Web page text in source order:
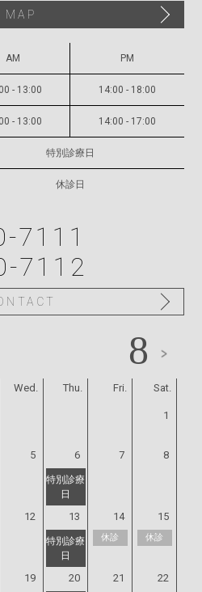
ンプラント治療
トでお困りの方
メッセージ
タルストア
知らせ
用情報
MAP
AM PM
- 13:00 14:00 - 18:00
- 13:00 14:00 - 17:00
特別診療日
休診日
7111
7112
Wed. Thu. Fri. Sat.
1
5 6 7 8
12 13 14
休診
15
休診
19 20 21 22
8